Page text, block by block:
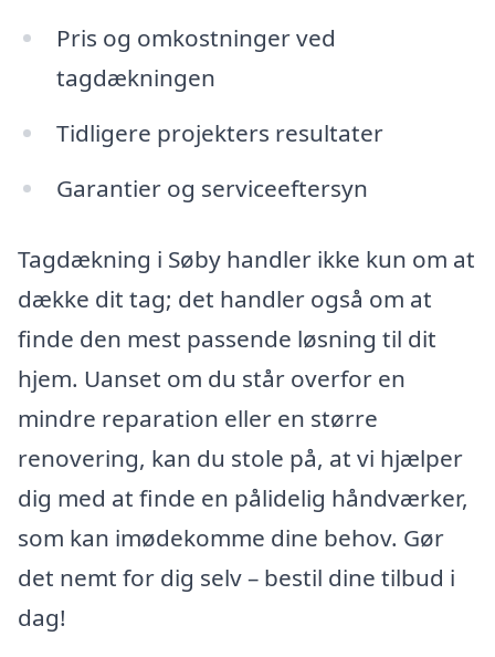
Pris og omkostninger ved
tagdækningen
Tidligere projekters resultater
Garantier og serviceeftersyn
Tagdækning i Søby handler ikke kun om at
dække dit tag; det handler også om at
finde den mest passende løsning til dit
hjem. Uanset om du står overfor en
mindre reparation eller en større
renovering, kan du stole på, at vi hjælper
dig med at finde en pålidelig håndværker,
som kan imødekomme dine behov. Gør
det nemt for dig selv – bestil dine tilbud i
dag!